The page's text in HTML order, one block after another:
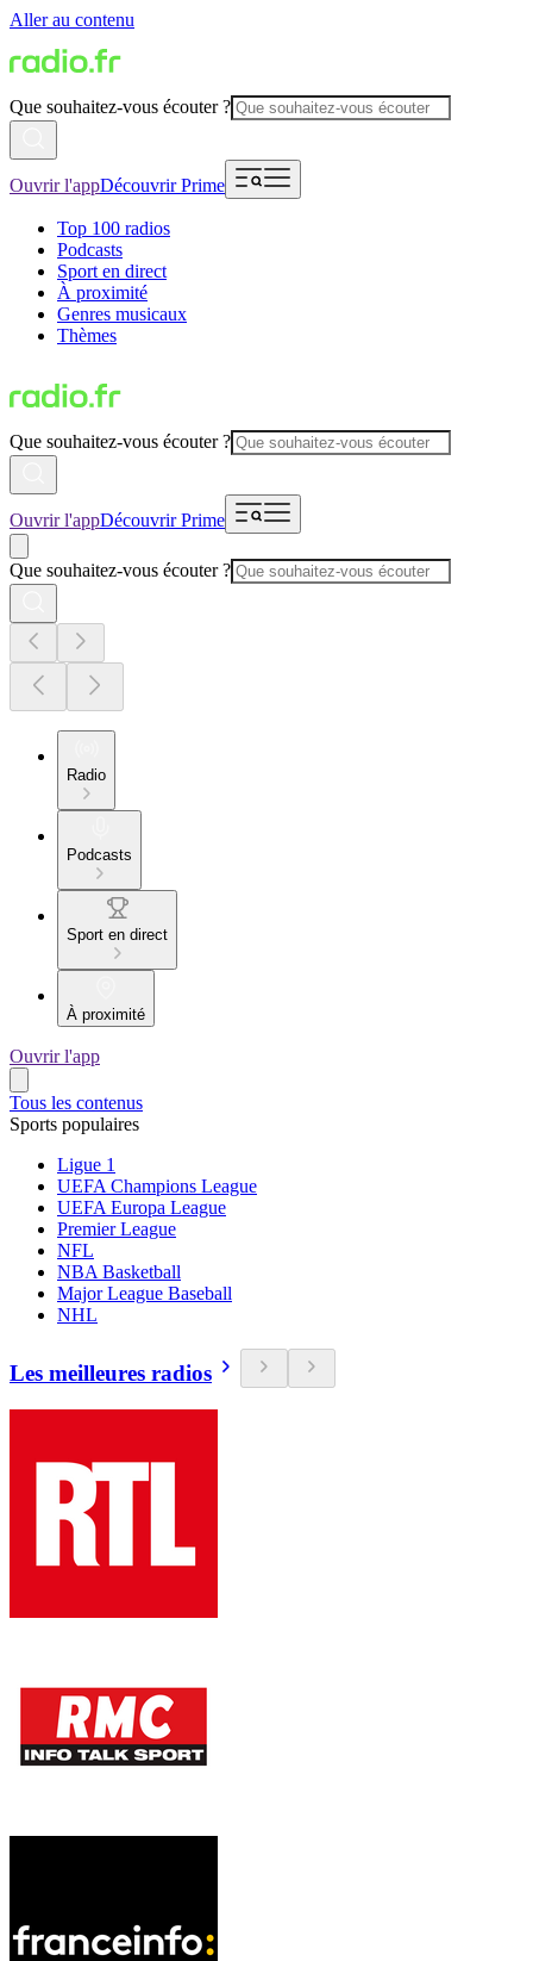
Aller au contenu
Que souhaitez-vous écouter ?
Ouvrir l'appDécouvrir Prime
Top 100 radios
Podcasts
Sport en direct
À proximité
Genres musicaux
Thèmes
Que souhaitez-vous écouter ?
Ouvrir l'appDécouvrir Prime
Que souhaitez-vous écouter ?
Radio
Podcasts
Sport en direct
À proximité
Ouvrir l'app
Tous les contenus
Sports populaires
Ligue 1
UEFA Champions League
UEFA Europa League
Premier League
NFL
NBA Basketball
Major League Baseball
NHL
Les meilleures radios